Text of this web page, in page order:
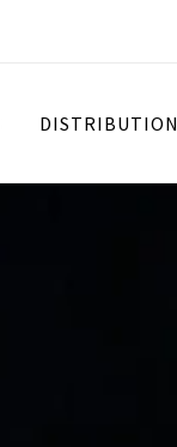
DISTRIBUTION